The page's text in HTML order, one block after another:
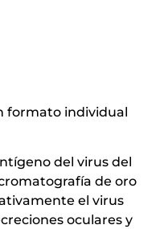
formato individual
del virus del
de oro
el virus
oculares y